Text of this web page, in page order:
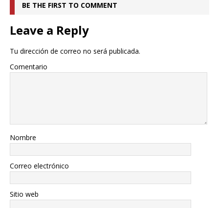
BE THE FIRST TO COMMENT
Leave a Reply
Tu dirección de correo no será publicada.
Comentario
Nombre
Correo electrónico
Sitio web